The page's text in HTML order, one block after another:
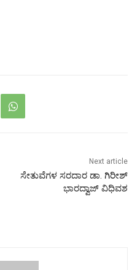
Next article
ಸೇತುವೆಗಳ ಸರದಾರ ಡಾ. ಗಿರೀಶ್
ಭಾರದ್ವಾಜ್ ವಿಧಿವಶ